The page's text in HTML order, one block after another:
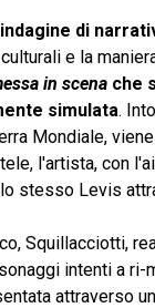
indagine di
e la
in scenache
simulata.
Mondiale,
l'artista, con
stesso Levis
Squillacciotti,
intenti a
attraverso